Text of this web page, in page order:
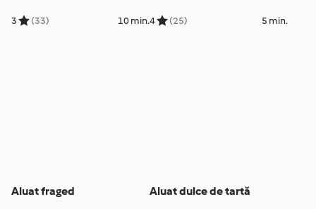
3 (33) 10 min.4 (25) 5 min.
Aluat fraged Aluat dulce de tartă